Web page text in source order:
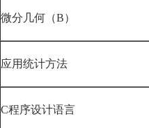
微分几何（B）
应用统计方法
C程序设计语言